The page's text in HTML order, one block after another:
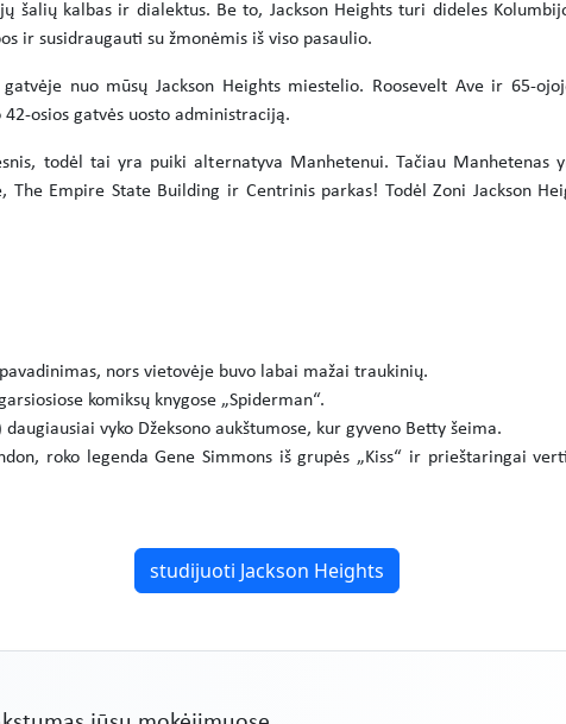
šalių kalbas ir dialektus. Be to, Jackson Heights turi dideles
ir susidraugauti su žmonėmis iš viso pasaulio.
nuo mūsų Jackson Heights miestelio. Roosevelt Ave ir 65-
osios gatvės uosto administraciją.
todėl tai yra puiki alternatyva Manhetenui. Tačiau
Empire State Building ir Centrinis parkas! Todėl Zoni Jackson
nors vietovėje buvo labai mažai traukinių.
komiksų knygose „Spiderman“.
vyko Džeksono aukštumose, kur gyveno Betty šeima.
roko legenda Gene Simmons iš grupės „Kiss“ ir prieštaringai
studijuoti Jackson Heights